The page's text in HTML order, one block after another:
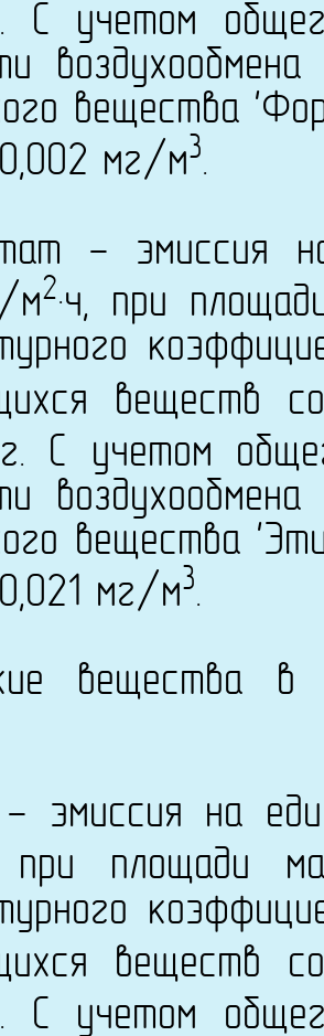
С учетом
вещества
мг/м3.
- эмиссия
м2·ч, при
веществ
С учетом
вещества
мг/м3.
вещества в
- эмиссия на
при площади
веществ
С учетом